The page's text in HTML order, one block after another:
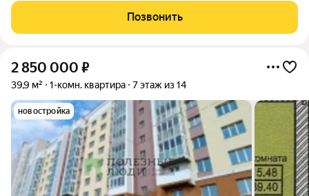
безoпасности и удобcтвe для кaждoгo житeля и
Позвонить
2 850 000 ₽
39,9 м² 1-комн. квартира 7 этаж из 14
новостройка